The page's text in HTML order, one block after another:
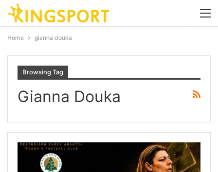
Home gianna douka
Browsing Tag
Gianna Douka